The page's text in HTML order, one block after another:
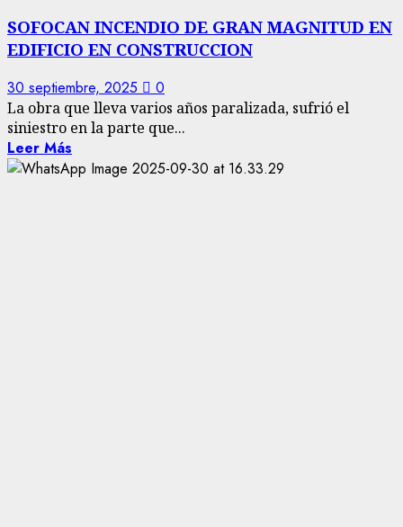
SOFOCAN INCENDIO DE GRAN MAGNITUD EN
EDIFICIO EN CONSTRUCCION
30 septiembre, 2025 0
La obra que lleva varios años paralizada, sufrió el
siniestro en la parte que...
Leer Más